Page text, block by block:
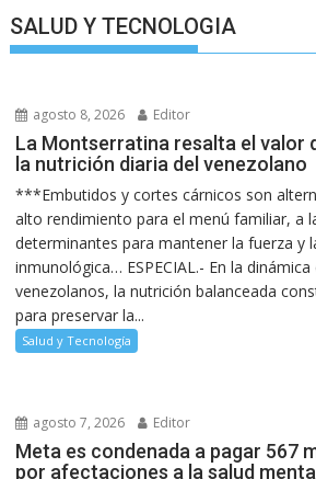
SALUD Y TECNOLOGIA
agosto 8, 2026 Editor
La Montserratina resalta el valor
la nutrición diaria del venezolano
***Embutidos y cortes cárnicos son
alto rendimiento para el menú familiar, a
determinantes para mantener la fuerza y
inmunológica… ESPECIAL.- En la
venezolanos, la nutrición balanceada
para preservar la...
Salud y Tecnología
agosto 7, 2026 Editor
Meta es condenada a pagar 567
por afectaciones a la salud